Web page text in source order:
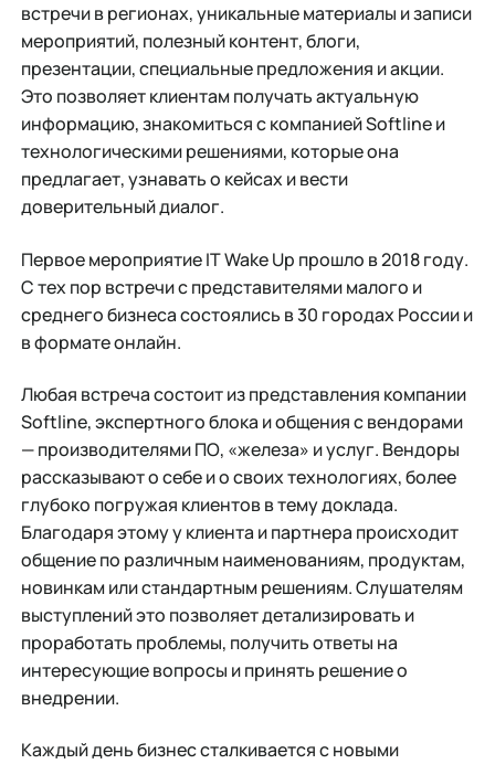
встречи в регионах, уникальные материалы и записи
мероприятий, полезный контент, блоги,
презентации, специальные предложения и акции.
Это позволяет клиентам получать актуальную
информацию, знакомиться с компанией Softline и
технологическими решениями, которые она
предлагает, узнавать о кейсах и вести
доверительный диалог.
Первое мероприятие IT Wake Up прошло в 2018 году.
С тех пор встречи с представителями малого и
среднего бизнеса состоялись в 30 городах России и
в формате онлайн.
Любая встреча состоит из представления компании
Softline, экспертного блока и общения с вендорами
— производителями ПО, «железа» и услуг. Вендоры
рассказывают о себе и о своих технологиях, более
глубоко погружая клиентов в тему доклада.
Благодаря этому у клиента и партнера происходит
общение по различным наименованиям, продуктам,
новинкам или стандартным решениям. Слушателям
выступлений это позволяет детализировать и
проработать проблемы, получить ответы на
интересующие вопросы и принять решение о
внедрении.
Каждый день бизнес сталкивается с новыми